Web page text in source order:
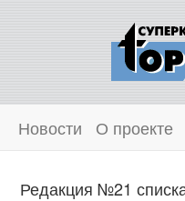
Новости О проекте
Редакция №21